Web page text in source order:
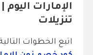
تنزيلات
اتبع الخطوات